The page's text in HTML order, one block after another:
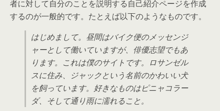
者に対して自分のことを説明する自己紹介ページを作成
するのが一般的です。たとえば以下のようなものです。
はじめまして。昼間はバイク便のメッセンジ
ャーとして働いていますが、俳優志望でもあ
ります。これは僕のサイトです。ロサンゼル
スに住み、ジャックという名前のかわいい犬
を飼っています。好きなものはピニャコラー
ダ、そして通り雨に濡れること。